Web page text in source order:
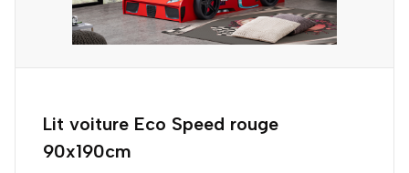
Lit voiture Eco Speed rouge
90x190cm